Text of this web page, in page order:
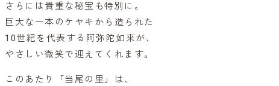
さらには貴重な秘宝も特別に。
巨大な一本のケヤキから造られた
10世紀を代表する阿弥陀如来が、
やさしい微笑で迎えてくれます。
このあたり「当尾の里」は、